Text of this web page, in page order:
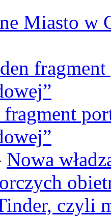
Miasto w
fragment
Nowa
czyli